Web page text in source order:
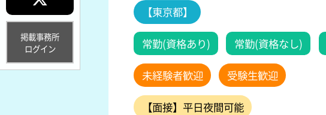
【東京都】
常勤(資格あり) 常勤(資格なし)
未経験者歓迎 受験生歓迎
【面接】平日夜間可能
掲載事務所
ログイン